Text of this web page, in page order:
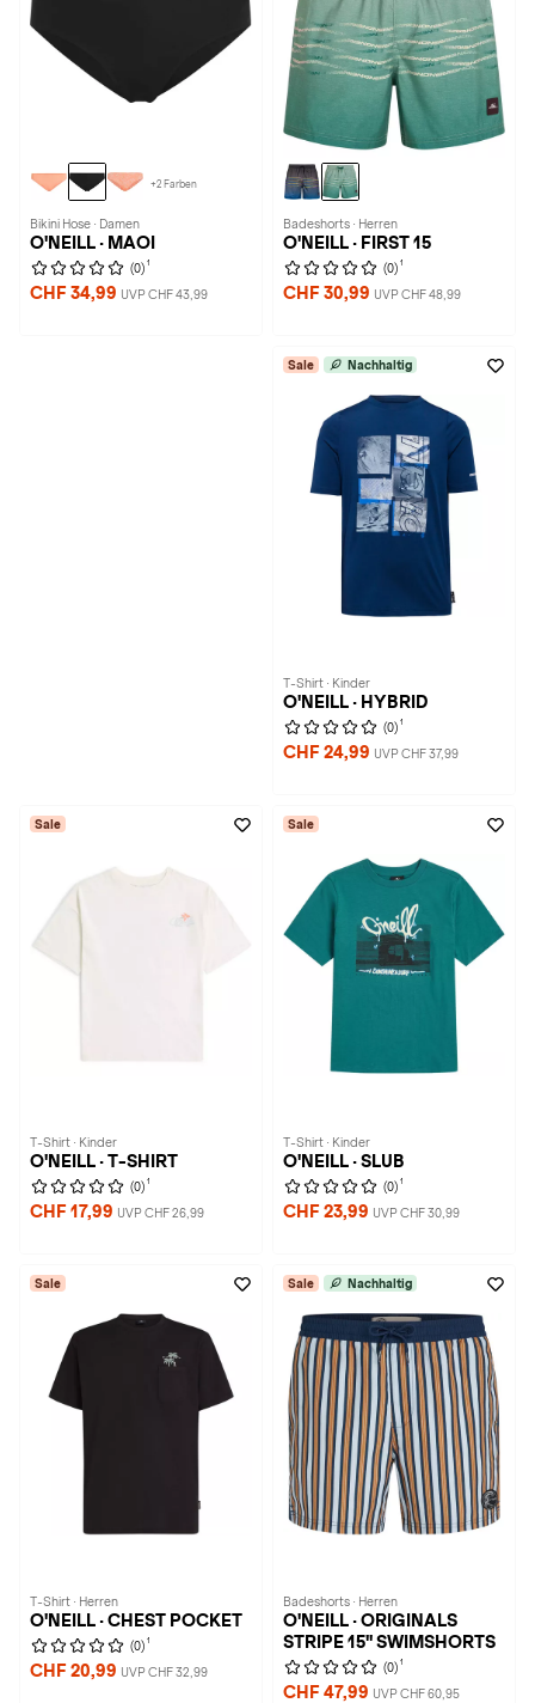
+2 Farben
Bikini Hose · Damen
O'NEILL · MAOI
(0) 1
CHF 34,99 UVP CHF 43,99
Badeshorts · Herren
O'NEILL · FIRST 15
(0) 1
CHF 30,99 UVP CHF 48,99
Sale Nachhaltig
T-Shirt · Kinder
O'NEILL · HYBRID
(0) 1
CHF 24,99 UVP CHF 37,99
Sale
T-Shirt · Kinder
O'NEILL · T-SHIRT
(0) 1
CHF 17,99 UVP CHF 26,99
Sale
T-Shirt · Kinder
O'NEILL · SLUB
(0) 1
CHF 23,99 UVP CHF 30,99
Sale
T-Shirt · Herren
O'NEILL · CHEST POCKET
(0) 1
CHF 20,99 UVP CHF 32,99
Sale Nachhaltig
Badeshorts · Herren
O'NEILL · ORIGINALS
STRIPE 15" SWIMSHORTS
(0) 1
CHF 47,99 UVP CHF 60,95